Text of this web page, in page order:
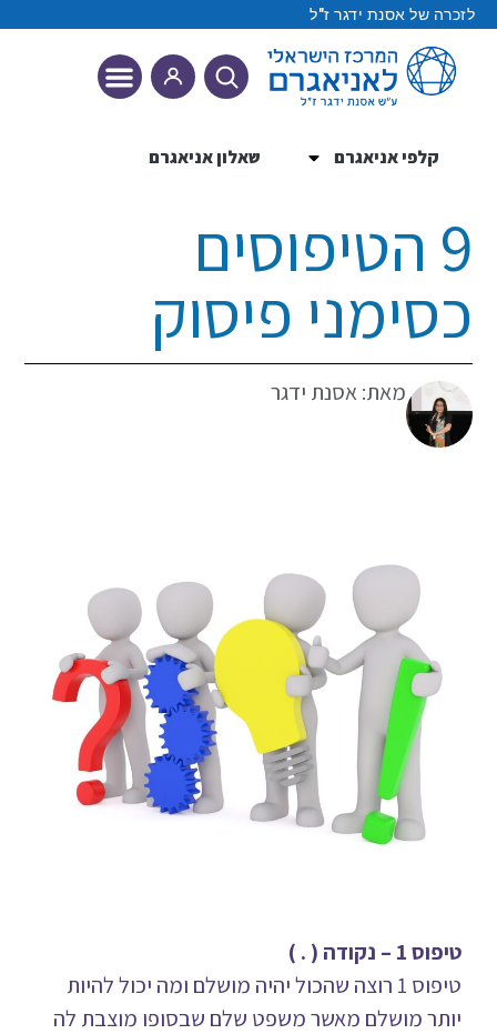
לזכרה של אסנת ידגר ז"ל
קלפי אניאגרם שאלון אניאגרם
9 הטיפוסים
כסימני פיסוק
מאת: אסנת ידגר
טיפוס 1 – נקודה ( . )
טיפוס 1 רוצה שהכול יהיה מושלם ומה יכול להיות
יותר מושלם מאשר משפט שלם שבסופו מוצבת לה